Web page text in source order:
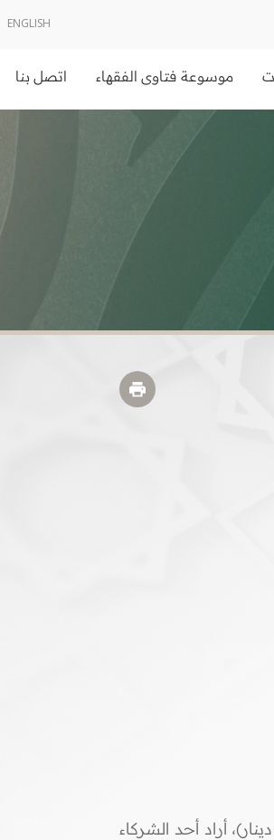
ENGLISH
موسوعة فتاوى الفقهاء اتصل بنا
أرض مشاع لشركاء، قام أحد الشركاء ببيع دونم بمبلغ (10000 دينار)، وتم تسجيلها في دائرة الأراضي بمبلغ (3500 دينار)، أراد أحد الشركاء